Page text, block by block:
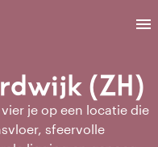
menu
(ZH)
je op een locatie die
sfeervolle